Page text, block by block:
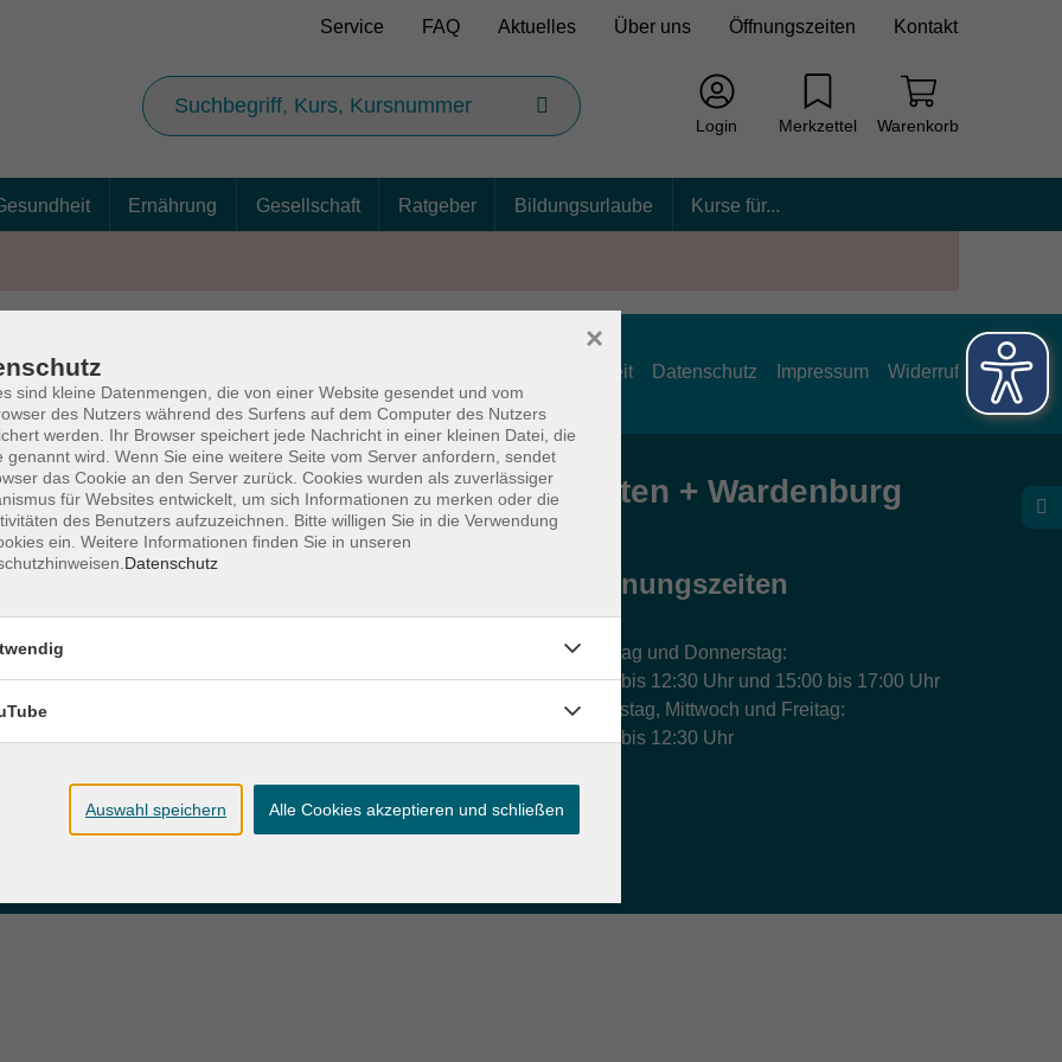
Service FAQ Aktuelles Über uns Öffnungszeiten Kontakt
Login Merkzettel Warenkorb
Ernährung Gesellschaft Ratgeber Bildungsurlaube Kurse für...
Barrierefreiheit Datenschutz Impressum Widerruf
und Donnerstag:
Volkshochschule Hatten + Wardenburg
26203 Wardenburg
Öffnungszeiten
Montag und Donnerstag:
9:00 bis 12:30 Uhr und 15:00 bis 17:00 Uhr
Dienstag, Mittwoch und Freitag:
9:00 bis 12:30 Uhr
sind kleine Datenmengen, die von einer Website gesendet und vom
des Nutzers während des Surfens auf dem Computer des Nutzers
werden. Ihr Browser speichert jede Nachricht in einer kleinen Datei, die
genannt wird. Wenn Sie eine weitere Seite vom Server anfordern, sendet
das Cookie an den Server zurück. Cookies wurden als zuverlässiger
für Websites entwickelt, um sich Informationen zu merken oder die
des Benutzers aufzuzeichnen. Bitte willigen Sie in die Verwendung
ein. Weitere Informationen finden Sie in unseren
Datenschutz
×
Auswahl speichern Alle Cookies akzeptieren und schließen